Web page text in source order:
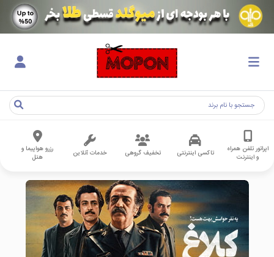
اپراتور تلفن همراه
و اینترنت
تاکسی اینترنتی تخفیف گروهی خدمات آنلاین
رزرو هواپیما و
هتل